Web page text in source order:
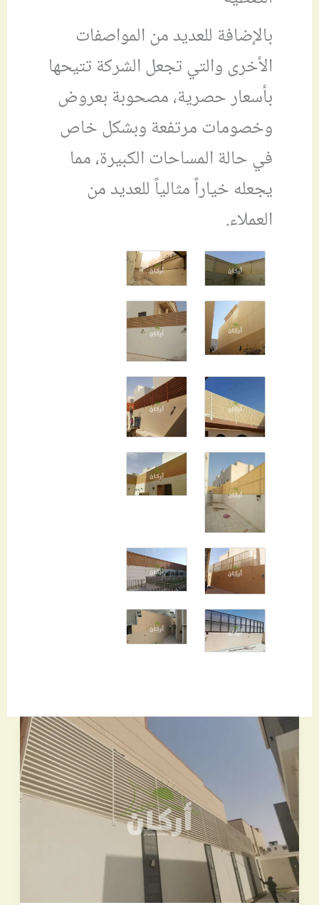
بالإضافة للعديد من المواصفات
الأخرى والتي تجعل الشركة تتيحها
بأسعار حصرية، مصحوبة بعروض
وخصومات مرتفعة وبشكل خاص
في حالة المساحات الكبيرة، مما
يجعله خياراً مثالياللعديد من
العملاء.
تركيب
أحدث
تصميمات
سواتر
جدران
بأسعار
معقولة
وجودة